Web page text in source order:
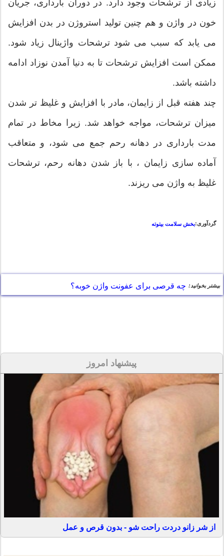
زیادی از ترشحات وجود دارد. در دوران بارداری، جریان
خون در واژن و هم چنین تولید استروژن در بدن افزایش
می یابد که سبب می شود ترشحات واژینال زیاد شود.
ممکن است افزایش ترشحات تا به دنیا آمدن نوزاد ادامه
داشته باشد.
چند هفته قبل از زایمان، مادر با افزایش و غلیظ تر شدن
میزان ترشحات، مواجه خواهد شد. زیرا مخاط در تمام
مدت بارداری در دهانه رحم جمع می شود، و متعاقب
آماده سازی زایمان ، با باز شدن دهانه رحم، ترشحات
غلیظ به واژن می ریزند.
گردآوری:بخش سلامت بیتوته
بیشتر بخوانید: چه قرصی برای عفونت واژن خوبه؟
پیشنهاد امروز
از شر زانو دردت راحت شو - بدون قرص و عمل